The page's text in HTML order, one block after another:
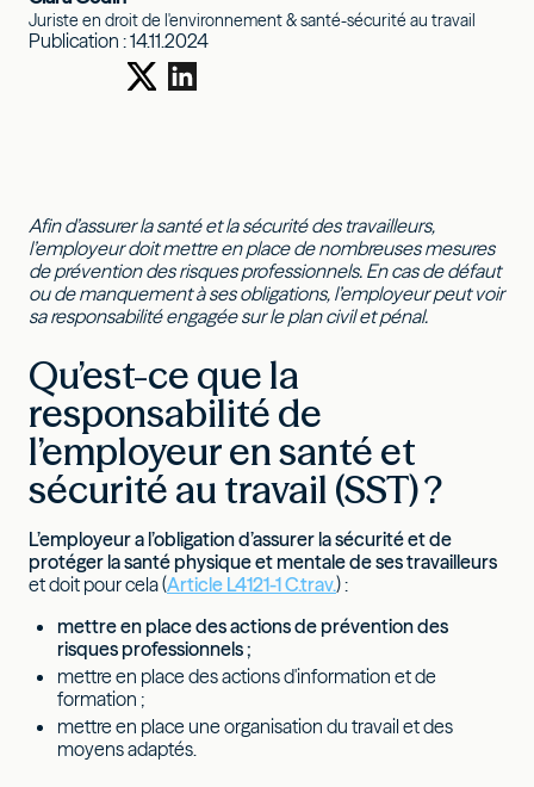
Juriste en droit de l'environnement & santé-sécurité au travail
Publication :14.11.2024
Afin d’assurer la santé et la sécurité des travailleurs,
l’employeur doit mettre en place de nombreuses mesures
de prévention des risques professionnels. En cas de défaut
ou de manquement à ses obligations, l’employeur peut voir
sa responsabilité engagée sur le plan civil et pénal.
Qu’est-ce que la
responsabilité de
l’employeur en santé et
sécurité au travail (SST) ?
L’employeur a l’obligation d’assurer la sécurité et de
protéger la santé physique et mentale de ses travailleurs
et doit pour cela (Article L4121-1 C.trav.) :
mettre en place des actions de prévention des
risques professionnels ;
mettre en place des actions d'information et de
formation ;
mettre en place une organisation du travail et des
moyens adaptés.